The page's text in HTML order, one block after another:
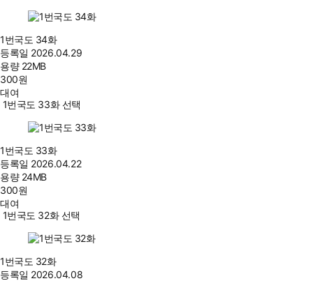
1번국도 34화
등록일 2026.04.29
용량 22MB
300원
대여
1번국도 33화 선택
1번국도 33화
등록일 2026.04.22
용량 24MB
300원
대여
1번국도 32화 선택
1번국도 32화
등록일 2026.04.08